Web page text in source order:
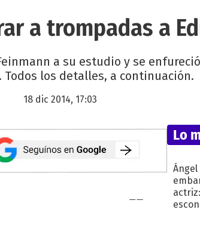
a trompadas a
a su estudio y se
Todos los detalles, a continuación.
18 dic 2014, 17:03
Lo